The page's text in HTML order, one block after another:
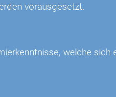
vorausgesetzt.
welche sich